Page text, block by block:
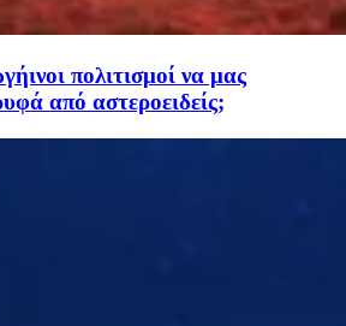
πολιτισμοί να μας
από αστεροειδείς;